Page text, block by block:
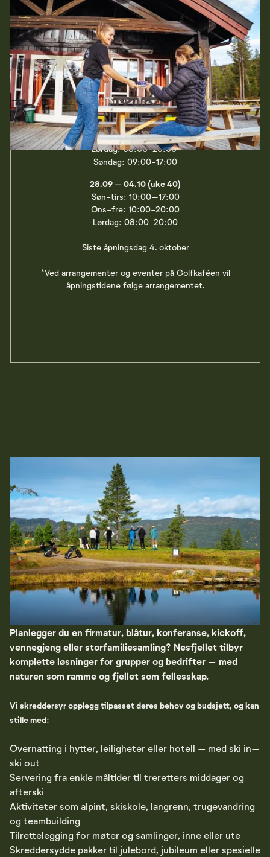
Åpningstider
19.06 – 16.08
Søn-tirs: 10:00–17:00
Ons-fre: 10:00-20:00
Lørdag: 08:00-20:00
21.08 – 27.09
Fredag: 10:00-17:00
Lørdag: 08:00-20:00
Søndag: 09:00-17:00
28.09 – 04.10 (uke 40)
Søn-tirs: 10:00–17:00
Ons-fre: 10:00-20:00
Lørdag: 08:00-20:00
Siste åpningsdag 4. oktober
*Ved arrangementer og eventer på Golfkaféen vil
åpningstidene følge arrangementet.
Planlegger du en firmatur, blåtur, konferanse, kickoff,
vennegjeng eller storfamiliesamling? Nesfjellet tilbyr
komplette løsninger for grupper og bedrifter – med
naturen som ramme og fjellet som fellesskap.
Vi skreddersyr opplegg tilpasset deres behov og budsjett, og kan
stille med:
Overnatting i hytter, leiligheter eller hotell – med ski in–
ski out
Servering fra enkle måltider til treretters middager og
afterski
Aktiviteter som alpint, skiskole, langrenn, trugevandring
og teambuilding
Tilrettelegging for møter og samlinger, inne eller ute
Skreddersydde pakker til julebord, jubileum eller spesielle